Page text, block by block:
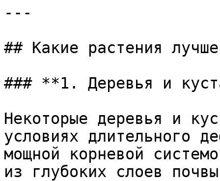
---
## Какие растения
### **1. Деревья и
Некоторые деревья и
условиях длительного
мощной корневой
из глубоких слоев